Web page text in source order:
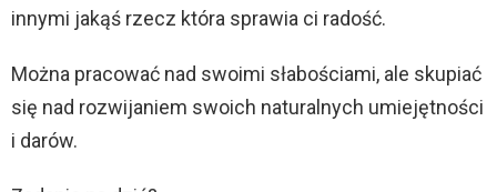
innymi jakąś rzecz która sprawia ci radość.
Można pracować nad swoimi słabościami, ale skupiać
się nad rozwijaniem swoich naturalnych umiejętności
i darów.